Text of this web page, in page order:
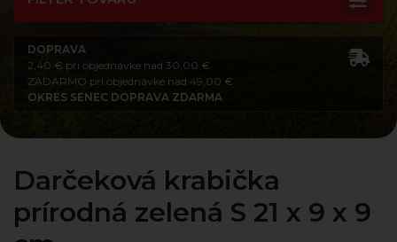
DOPRAVA
2,40 € pri objednávke nad 30,00 €
ZADARMO pri objednávke nad 49,00 €
OKRES SENEC DOPRAVA ZDARMA
Darčeková krabička
prírodná zelená S 21 x 9 x 9